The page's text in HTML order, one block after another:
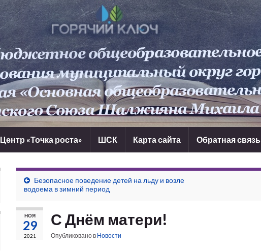
Центр «Точка роста» ШСК Карта сайта Обратная связь
Безопасное поведение детей на льду и возле
водоема в зимний период
НОЯ
29
2021
С Днём матери!
Опубликовано в Новости